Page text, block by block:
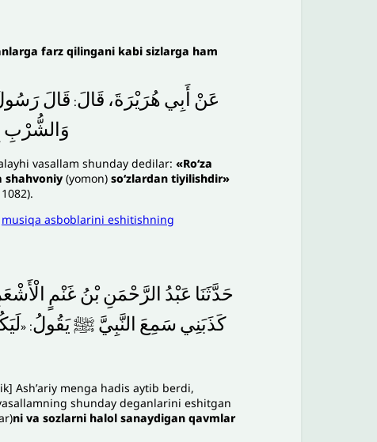
farz qilingani kabi sizlarga ham
عَنْ أَبِي هُرَيْرَةَ، قَالَ: قَالَ
وَالشُّرْبِ
vasallam shunday dedilar: «Roʻza
shahvoniy (yomon)soʻzlardan tiyilishdir»
musiqa asboblarini eshitishning
حَدَّثَنَا عَبْدُ الرَّحْمَنِ بْنُ غَنْمٍ
كَذَبَنِي سَمِعَ النَّبِيَّ ﷺيَقُولُ: «
Ashʼariy menga hadis aytib berdi,
shunday deganlarini eshitgan
ni va sozlarni halol sanaydigan qavmlar